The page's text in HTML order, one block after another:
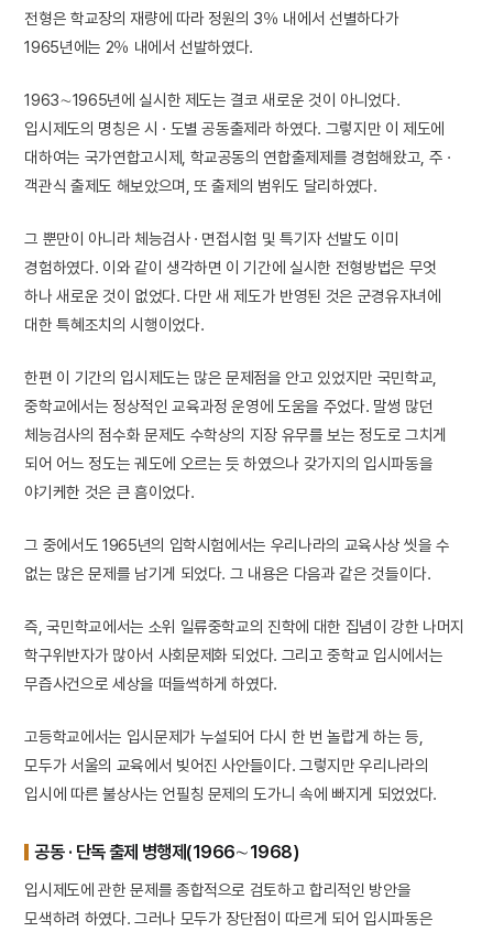
전형은 학교장의 재량에 따라 정원의 3％ 내에서 선별하다가
1965년에는 2％ 내에서 선발하였다.
1963∼1965년에 실시한 제도는 결코 새로운 것이 아니었다.
입시제도의 명칭은 시 · 도별 공동출제라 하였다. 그렇지만 이 제도에
대하여는 국가연합고시제, 학교공동의 연합출제제를 경험해왔고, 주 ·
객관식 출제도 해보았으며, 또 출제의 범위도 달리하였다.
그 뿐만이 아니라 체능검사 · 면접시험 및 특기자 선발도 이미
경험하였다. 이와 같이 생각하면 이 기간에 실시한 전형방법은 무엇
하나 새로운 것이 없었다. 다만 새 제도가 반영된 것은 군경유자녀에
대한 특혜조치의 시행이었다.
한편 이 기간의 입시제도는 많은 문제점을 안고 있었지만 국민학교,
중학교에서는 정상적인 교육과정 운영에 도움을 주었다. 말썽 많던
체능검사의 점수화 문제도 수학상의 지장 유무를 보는 정도로 그치게
되어 어느 정도는 궤도에 오르는 듯 하였으나 갖가지의 입시파동을
야기케한 것은 큰 흠이었다.
그 중에서도 1965년의 입학시험에서는 우리나라의 교육사상 씻을 수
없는 많은 문제를 남기게 되었다. 그 내용은 다음과 같은 것들이다.
즉, 국민학교에서는 소위 일류중학교의 진학에 대한 집념이 강한 나머지
학구위반자가 많아서 사회문제화 되었다. 그리고 중학교 입시에서는
무즙사건으로 세상을 떠들썩하게 하였다.
고등학교에서는 입시문제가 누설되어 다시 한 번 놀랍게 하는 등,
모두가 서울의 교육에서 빚어진 사안들이다. 그렇지만 우리나라의
입시에 따른 불상사는 언필칭 문제의 도가니 속에 빠지게 되었었다.
공동 · 단독 출제 병행제(1966∼1968)
입시제도에 관한 문제를 종합적으로 검토하고 합리적인 방안을
모색하려 하였다. 그러나 모두가 장단점이 따르게 되어 입시파동은